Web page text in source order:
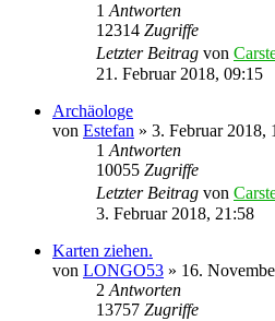
1 Antworten
12314 Zugriffe
Letzter Beitrag von
21. Februar 2018, 09:15
Archäologe
von Estefan » 3. Februar 2018,
1 Antworten
10055 Zugriffe
Letzter Beitrag von
3. Februar 2018, 21:58
Karten ziehen.
von LONGO53 » 16.
2 Antworten
13757 Zugriffe